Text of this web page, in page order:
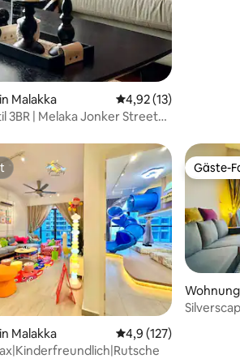
Malakka Durchschnittliche
4,92 (13)
3BR | Melaka Jonker Street
Malakka Durchschnittliche
4,9 (127)
Gäste-
Gäste-